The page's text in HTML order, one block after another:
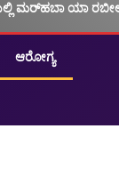
ಮರ್‌‌ಹಬಾ ಯಾ
ಆರೋಗ್ಯ